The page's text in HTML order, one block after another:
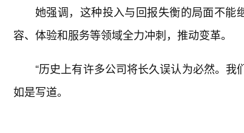
她强调，这种投入与回报失衡的局面不能
容、体验和服务等领域全力冲刺，推动变革。
“历史上有许多公司将长久误认为必然。
如是写道。